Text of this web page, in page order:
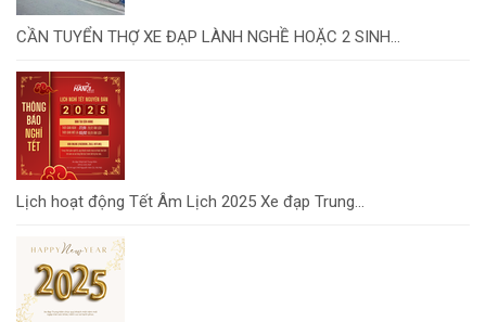
CẦN TUYỂN THỢ XE ĐẠP LÀNH NGHỀ HOẶC 2 SINH...
Lịch hoạt động Tết Âm Lịch 2025 Xe đạp Trung...